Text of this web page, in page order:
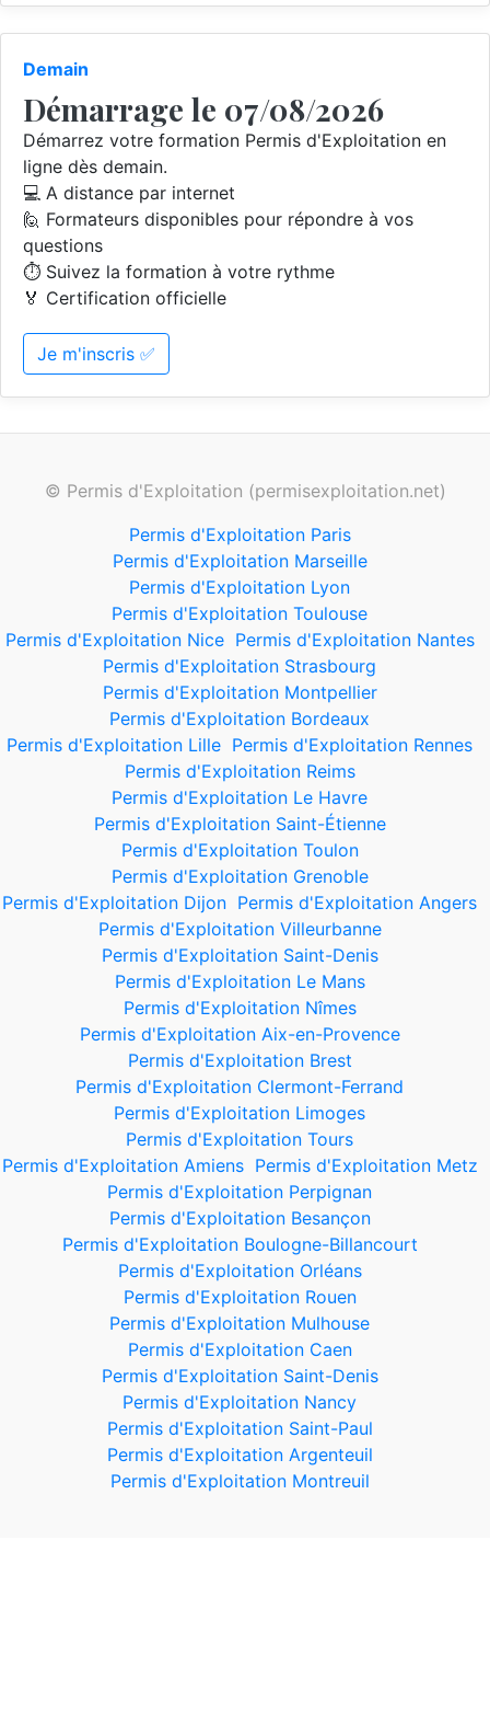
Demain
Démarrage le 07/08/2026
Démarrez votre formation Permis d'Exploitation en
ligne dès demain.
💻 A distance par internet
🙋 Formateurs disponibles pour répondre à vos
questions
⏱️ Suivez la formation à votre rythme
🏅 Certification officielle
Je m'inscris ✅
© Permis d'Exploitation (permisexploitation.net)
Permis d'Exploitation Paris
Permis d'Exploitation Marseille
Permis d'Exploitation Lyon
Permis d'Exploitation Toulouse
Permis d'Exploitation Nice Permis d'Exploitation Nantes
Permis d'Exploitation Strasbourg
Permis d'Exploitation Montpellier
Permis d'Exploitation Bordeaux
Permis d'Exploitation Lille Permis d'Exploitation Rennes
Permis d'Exploitation Reims
Permis d'Exploitation Le Havre
Permis d'Exploitation Saint-Étienne
Permis d'Exploitation Toulon
Permis d'Exploitation Grenoble
Permis d'Exploitation Dijon Permis d'Exploitation Angers
Permis d'Exploitation Villeurbanne
Permis d'Exploitation Saint-Denis
Permis d'Exploitation Le Mans
Permis d'Exploitation Nîmes
Permis d'Exploitation Aix-en-Provence
Permis d'Exploitation Brest
Permis d'Exploitation Clermont-Ferrand
Permis d'Exploitation Limoges
Permis d'Exploitation Tours
Permis d'Exploitation Amiens Permis d'Exploitation Metz
Permis d'Exploitation Perpignan
Permis d'Exploitation Besançon
Permis d'Exploitation Boulogne-Billancourt
Permis d'Exploitation Orléans
Permis d'Exploitation Rouen
Permis d'Exploitation Mulhouse
Permis d'Exploitation Caen
Permis d'Exploitation Saint-Denis
Permis d'Exploitation Nancy
Permis d'Exploitation Saint-Paul
Permis d'Exploitation Argenteuil
Permis d'Exploitation Montreuil